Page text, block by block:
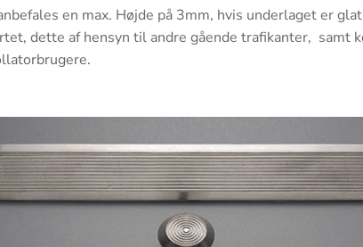
en max. Højde på 3mm, hvis underlaget er
dette af hensyn til andre gående trafikanter, samt